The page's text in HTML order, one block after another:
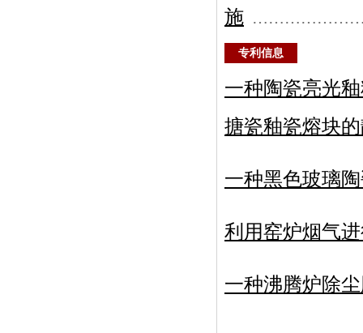
施
专利信息
一种陶瓷亮光
搪瓷釉瓷熔块
一种黑色玻璃
利用窑炉烟气
一种沸腾炉除